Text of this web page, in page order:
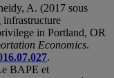
A. (2017 sous
infrastructure
in Portland, OR
Economics.
.
BAPE et